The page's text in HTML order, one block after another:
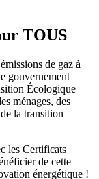
TOUS
de gaz à
gouvernement
Écologique
ménages, des
la transition
les Certificats
de cette
énergétique !